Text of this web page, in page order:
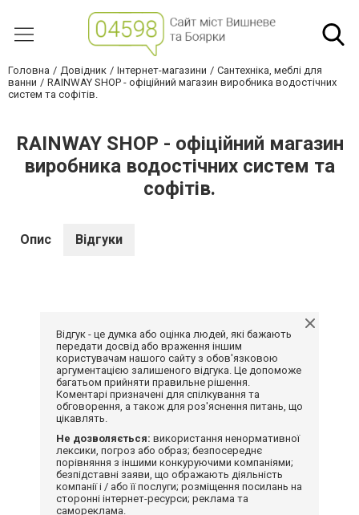
Головна Довідник Інтернет-магазини
Сантехніка, меблі для
ванни
RAINWAY SHOP - офіційний магазин виробника водостічних
систем та софітів.
RAINWAY SHOP - офіційний магазин
виробника водостічних систем та
софітів.
Опис Відгуки
Відгук - це думка або оцінка людей, які бажають
передати досвід або враження іншим
користувачам нашого сайту з обов'язковою
аргументацією залишеного відгука. Це допоможе
багатьом прийняти правильне рішення.
Коментарі призначені для спілкування та
обговорення, а також для роз'яснення питань, що
цікавлять.
Не дозволяється: використання ненормативної
лексики, погроз або образ; безпосереднє
порівняння з іншими конкуруючими компаніями;
безпідставні заяви, що ображають діяльність
компанії і / або її послуги; розміщення посилань на
сторонні інтернет-ресурси; реклама та
самореклама.